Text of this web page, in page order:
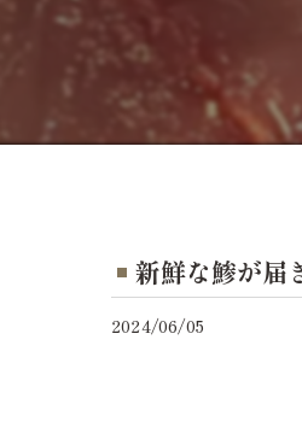
新鮮な鯵が
2024/06/05